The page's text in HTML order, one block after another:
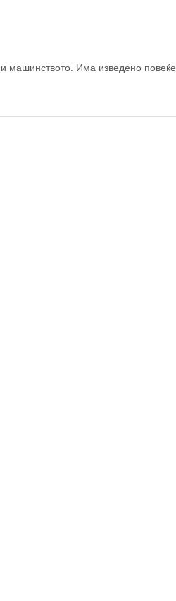
машинството. Има изведено повеќе
© OpenStreetMap contributors